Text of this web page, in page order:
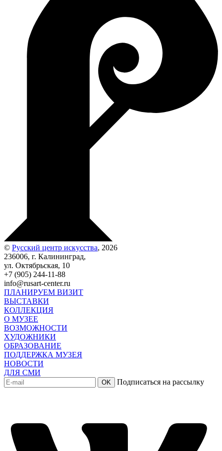
© Русский центр искусства, 2026
236006, г. Калининград,
ул. Октябрьская, 10
+7 (905) 244-11-88
info@rusart-center.ru
ПЛАНИРУЕМ ВИЗИТ
ВЫСТАВКИ
КОЛЛЕКЦИЯ
О МУЗЕЕ
ВОЗМОЖНОСТИ
ХУДОЖНИКИ
ОБРАЗОВАНИЕ
ПОДДЕРЖКА МУЗЕЯ
НОВОСТИ
ДЛЯ СМИ
OK Подписаться на рассылку